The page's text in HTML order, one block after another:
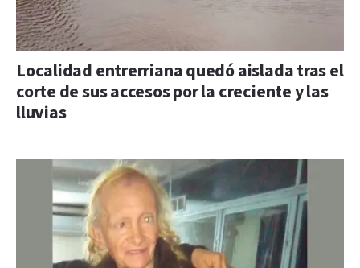
Localidad entrerriana quedó aislada tras el
corte de sus accesos por la creciente y las
lluvias